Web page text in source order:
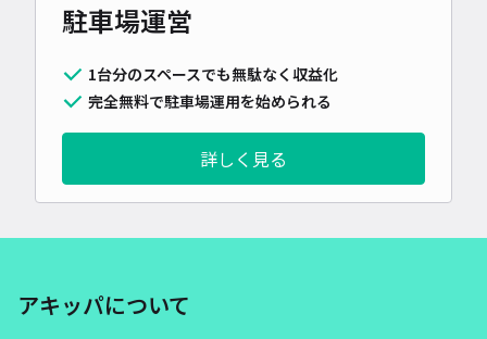
駐車場運営
1台分のスペースでも無駄なく収益化
完全無料で駐車場運用を始められる
詳しく見る
アキッパについて